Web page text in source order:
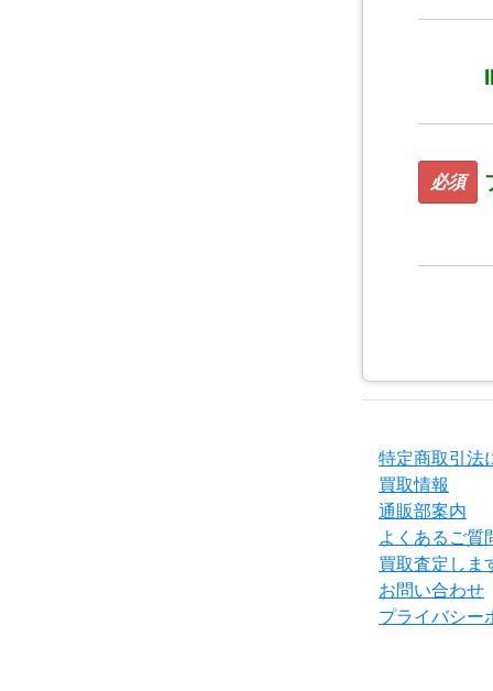
必須
特定商取引法
買取情報
通販部案内
よくあるご質
買取査定しま
お問い合わせ
プライバシー